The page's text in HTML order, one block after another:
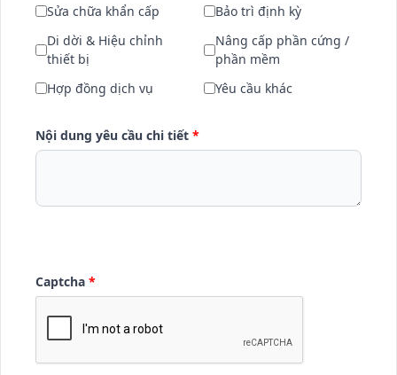
Sửa chữa khẩn cấp
Bảo trì định kỳ
Di dời & Hiệu chỉnh
thiết bị
Nâng cấp phần cứng /
phần mềm
Hợp đồng dịch vụ
Yêu cầu khác
Nội dung yêu cầu chi tiết *
Captcha *